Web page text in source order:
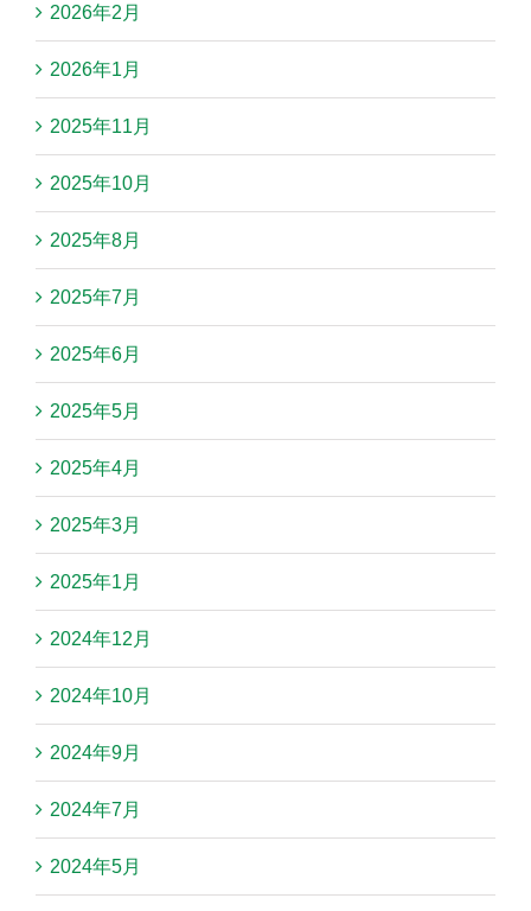
2026年2月
2026年1月
2025年11月
2025年10月
2025年8月
2025年7月
2025年6月
2025年5月
2025年4月
2025年3月
2025年1月
2024年12月
2024年10月
2024年9月
2024年7月
2024年5月